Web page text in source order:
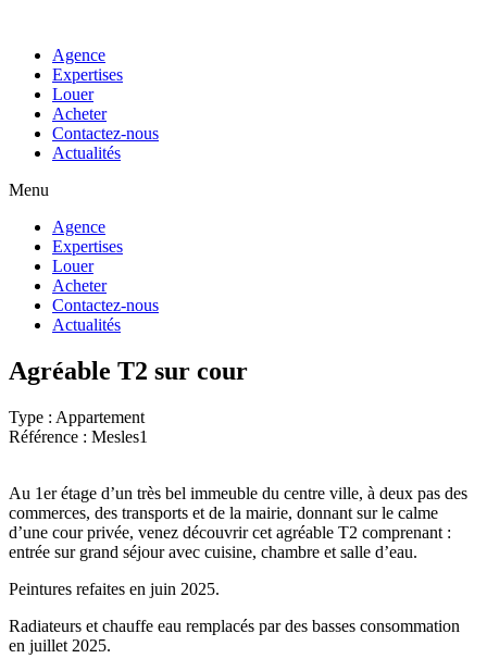
Agence
Expertises
Louer
Acheter
Contactez-nous
Actualités
Menu
Agence
Expertises
Louer
Acheter
Contactez-nous
Actualités
Agréable T2 sur cour
Type : Appartement
Référence : Mesles1
Au 1er étage d’un très bel immeuble du centre ville, à deux pas des
commerces, des transports et de la mairie, donnant sur le calme
d’une cour privée, venez découvrir cet agréable T2 comprenant :
entrée sur grand séjour avec cuisine, chambre et salle d’eau.
Peintures refaites en juin 2025.
Radiateurs et chauffe eau remplacés par des basses consommation
en juillet 2025.